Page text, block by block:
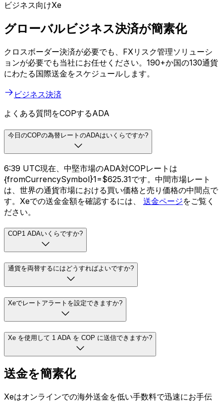
ビジネス向けXe
グローバルビジネス決済が簡素化
クロスボーダー決済が必要でも、FXリスク管理ソリューシ
ョンが必要でも当社にお任せください。190+か国の130通貨
にわたる国際送金をスケジュールします。
ビジネス決済
よくある質問をCOPするADA
今日のCOPの為替レートのADAはいくらですか?
6:39 UTC現在、中堅市場のADA対COPレートは
{fromCurrencySymbol}1=$625.31です。中間市場レート
は、世界の通貨市場における買い価格と売り価格の中間点で
す。Xeでの送金金額を確認するには、 送金ページをご覧く
ださい。
COP1 ADAいくらですか?
通貨を両替するにはどうすればよいですか?
Xeでレートアラートを設定できますか?
Xe を使用して 1 ADA を COP に送信できますか?
送金を簡素化
Xeはオンラインでの海外送金を低い手数料で迅速にお手伝